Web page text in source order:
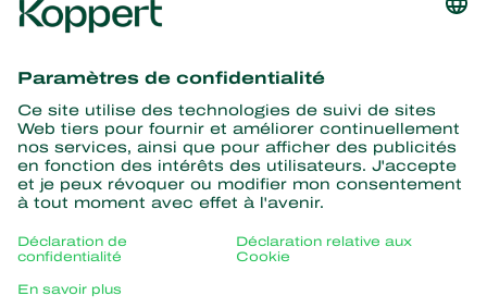
nouvelles et informations
S’abonner ici
La nature pour partenaire
Acariens Prédateurs
Parasitoïdes
À propos de Koppert